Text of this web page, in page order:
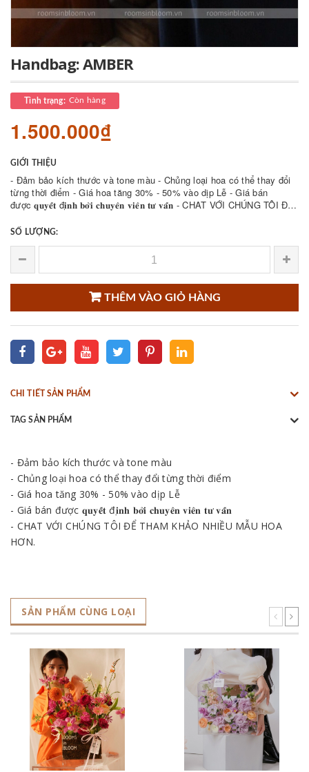
Handbag: AMBER
Tình trạng: Còn hàng
1.500.000₫
GIỚI THIỆU
- Đảm bảo kích thước và tone màu - Chủng loại hoa có thể thay đổi
từng thời điểm - Giá hoa tăng 30% - 50% vào dịp Lễ - Giá bán
được 𝐪𝐮𝐲𝐞̂́𝐭 đ𝐢̣𝐧𝐡 𝐛𝐨̛̉𝐢 𝐜𝐡𝐮𝐲𝐞̂𝐧 𝐯𝐢𝐞̂𝐧 𝐭𝐮̛ 𝐯𝐚̂́𝐧 - CHAT VỚI CHÚNG TÔI ĐỂ
SỐ LƯỢNG:
THÊM VÀO GIỎ HÀNG
CHI TIẾT SẢN PHẨM
TAG SẢN PHẨM
- Đảm bảo kích thước và tone màu
- Chủng loại hoa có thể thay đổi từng thời điểm
- Giá hoa tăng 30% - 50% vào dịp Lễ
- Giá bán được 𝐪𝐮𝐲𝐞̂́𝐭 đ𝐢̣𝐧𝐡 𝐛𝐨̛̉𝐢 𝐜𝐡𝐮𝐲𝐞̂𝐧 𝐯𝐢𝐞̂𝐧 𝐭𝐮̛ 𝐯𝐚̂́𝐧
- CHAT VỚI CHÚNG TÔI ĐỂ THAM KHẢO NHIỀU MẪU HOA
HƠN.
SẢN PHẨM CÙNG LOẠI